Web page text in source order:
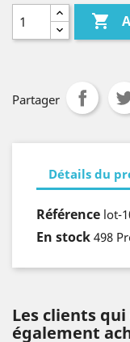

Partager
Détails du
Référence lot-
En stock 498
Les clients
également